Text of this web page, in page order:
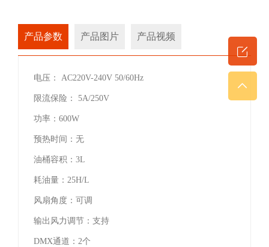
产品参数 产品图片 产品视频
电压： AC220V-240V 50/60Hz
限流保险： 5A/250V
功率：600W
预热时间：无
油桶容积：3L
耗油量：25H/L
风扇角度：可调
输出风力调节：支持
DMX通道：2个